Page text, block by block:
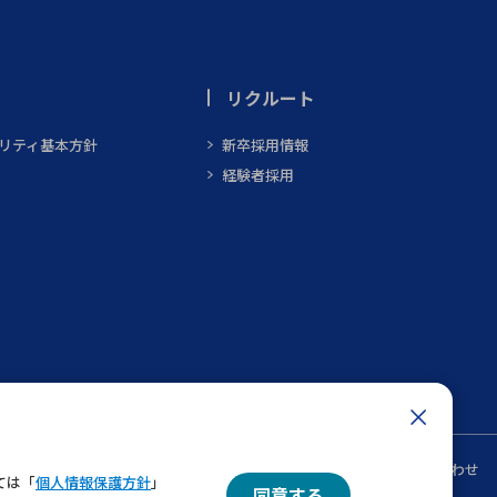
は「個人情報保護方針」
ティ基本方針
リクルート
新卒採用情報
経験者採用
メルマガ一覧 お問い合わせ